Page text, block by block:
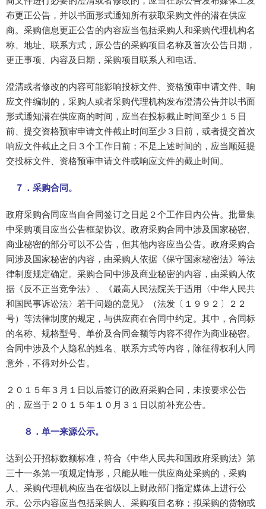
布更正公告，并以书面形式通知所有获取采购文件的潜在供应
商。采购信息更正公告的内容应当包括采购人和采购代理机构名
称、地址、联系方式，原公告的采购项目名称及首次公告日期，
更正事项、内容及日期，采购项目联系人和电话。
澄清或者修改的内容可能影响投标文件、资格预审申请文件、响
应文件编制的，采购人或者采购代理机构发布澄清公告并以书面
形式通知潜在供应商的时间，应当在投标截止时间至少１５日
前、提交资格预审申请文件截止时间至少３日前，或者提交首次
响应文件截止之日３个工作日前；不足上述时间的，应当顺延提
交投标文件、资格预审申请文件或响应文件的截止时间。
７．采购合同。
政府采购合同应当自合同签订之日起２个工作日内公告。批量集
中采购项目应当公告框架协议。政府采购合同中涉及国家秘密、
商业秘密的部分可以不公告，但其他内容应当公告。政府采购合
同涉及国家秘密的内容，由采购人依据《保守国家秘密法》等法
律制度规定确定。采购合同中涉及商业秘密的内容，由采购人依
据《反不正当竞争法》、《最高人民法院关于适用〈中华人民共
和国民事诉讼法〉若干问题的意见》（法发〔１９９２〕２２
号）等法律制度的规定，与供应商在合同中约定。其中，合同标
的名称、规格型号、单价及合同金额等内容不得作为商业秘密。
合同中涉及个人隐私的姓名、联系方式等内容，除征得权利人同
意外，不得对外公告。
２０１５年３月１日以后签订的政府采购合同，未按要求公告
的，应当于２０１５年１０月３１日以前补充公告。
８．单一来源公示。
达到公开招标数额标准，符合《中华人民共和国政府采购法》第
三十一条第一项规定情形，只能从唯一供应商处采购的，采购
人、采购代理机构应当在省级以上财政部门指定媒体上进行公
示。公示内容应当包括采购人、采购项目名称；拟采购的货物或